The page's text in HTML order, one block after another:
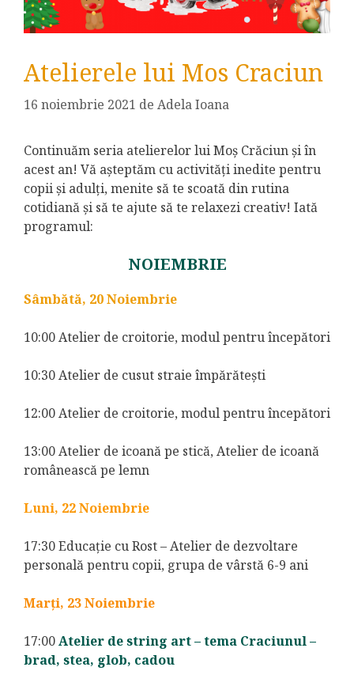
Atelierele lui Mos Craciun
16 noiembrie 2021 de Adela Ioana
Continuăm seria atelierelor lui Moș Crăciun și în
acest an! Vă așteptăm cu activități inedite pentru
copii și adulți, menite să te scoată din rutina
cotidiană și să te ajute să te relaxezi creativ! Iată
programul:
NOIEMBRIE
Sâmbătă, 20 Noiembrie
10:00 Atelier de croitorie, modul pentru începători
10:30 Atelier de cusut straie împărătești
12:00 Atelier de croitorie, modul pentru începători
13:00 Atelier de icoană pe stică, Atelier de icoană
românească pe lemn
Luni, 22 Noiembrie
17:30 Educație cu Rost – Atelier de dezvoltare
personală pentru copii, grupa de vârstă 6-9 ani
Marți, 23 Noiembrie
17:00Atelier de string art – tema Craciunul –
brad, stea, glob, cadou